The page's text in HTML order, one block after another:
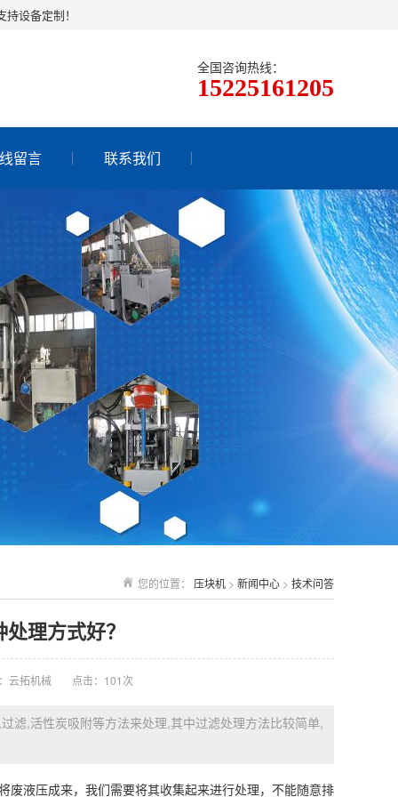
设备定制！
全国咨询热线：
15225161205
留言 联系我们
您的位置： 压块机 > 新闻中心 > 技术问答
理方式好？
云拓机械 点击：101次
滤,活性炭吸附等方法来处理,其中过滤处理方法比较简单,
液压成来，我们需要将其收集起来进行处理，不能随意排